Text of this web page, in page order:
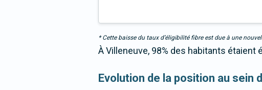
* Cette baisse du taux d’éligibilité fibre est due à une
À Villeneuve, 98% des habitants
Evolution de la position au